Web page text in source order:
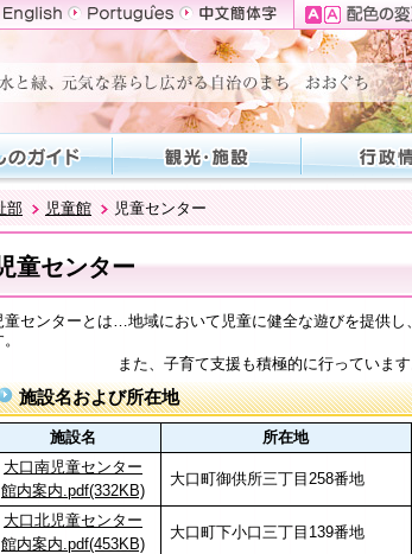
部 児童館 児童センター
童センター
童センターとは…地域において児童に健全な遊びを提供
た、子育て支援も積極的に行っています
施設名および所在地
施設名 所在地
大口南児童センター
館内案内.pdf(332KB)
大口町御供所三丁目258番地
大口北児童センター
館内案内.pdf(453KB)
大口町下小口三丁目139番地